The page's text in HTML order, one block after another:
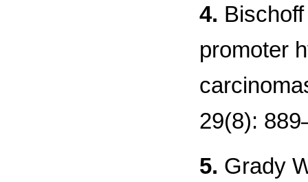
4.
promoter
29(8):
5. Grady